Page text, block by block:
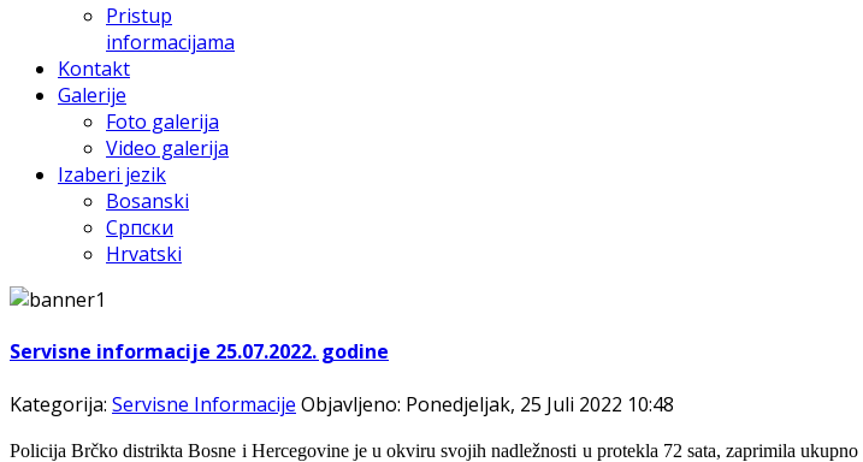
Pristup
informacijama
Kontakt
Galerije
Foto galerija
Video galerija
Izaberi jezik
Bosanski
Српски
Hrvatski
Servisne informacije 25.07.2022. godine
Kategorija: Servisne Informacije Objavljeno: Ponedjeljak, 25 Juli 2022 10:48
Policija Brčko distrikta Bosne i Hercegovine je u okviru svojih nadležnosti u proteklа 72 satа, zaprimila ukupno